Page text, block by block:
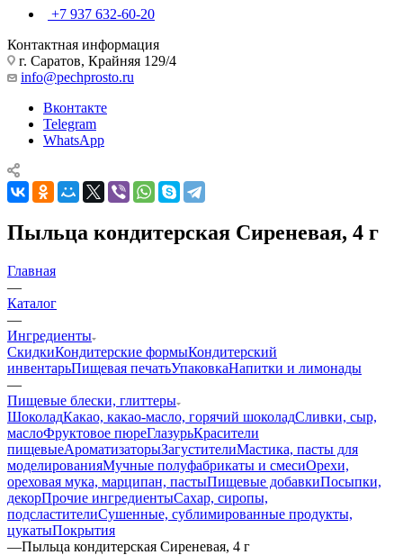
+7 937 632-60-20
Контактная информация
г. Саратов, Крайняя 129/4
info@pechprosto.ru
Вконтакте
Telegram
WhatsApp
Пыльца кондитерская Сиреневая, 4 г
Главная
—
Каталог
—
Ингредиенты
СкидкиКондитерские формыКондитерский
инвентарьПищевая печатьУпаковкаНапитки и лимонады
—
Пищевые блески, глиттеры
ШоколадКакао, какао-масло, горячий шоколадСливки, сыр,
маслоФруктовое пюреГлазурьКрасители
пищевыеАроматизаторыЗагустителиМастика, пасты для
моделированияМучные полуфабрикаты и смесиОрехи,
ореховая мука, марципан, пастыПищевые добавкиПосыпки,
декорПрочие ингредиентыСахар, сиропы,
подсластителиСушенные, сублимированные продукты,
цукатыПокрытия
—Пыльца кондитерская Сиреневая, 4 г